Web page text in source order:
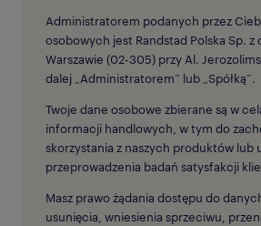
Administratorem podanych przez
osobowych jest Randstad Polska Sp. z
Warszawie (02-305) przy Al.
dalej „Administratorem” lub „Spółką”.
Twoje dane osobowe zbierane są w
informacji handlowych, w tym do
skorzystania z naszych produktów lub
przeprowadzenia badań satysfakcji
Masz prawo żądania dostępu do
usunięcia, wniesienia sprzeciwu,